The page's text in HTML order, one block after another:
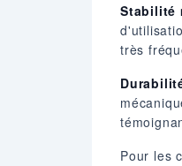
Stabilité
très
Pour les